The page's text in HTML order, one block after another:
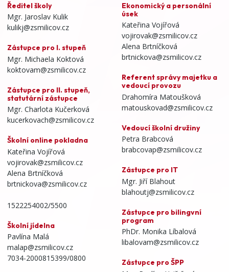
Ředitel školy
Mgr. Jaroslav Kulik
kulikj@zsmilicov.cz
Zástupce pro I. stupeň
Mgr. Michaela Koktová
koktovam@zsmilicov.cz
Zástupce pro II. stupeň,
statutární zástupce
Mgr. Charlota Kučerková
kucerkovach@zsmilicov.cz
Školní online pokladna
Kateřina Vojířová
vojirovak@zsmilicov.cz
Alena Brtníčková
brtnickova@zsmilicov.cz
1522254002/5500
Školní jídelna
Pavlína Malá
malap@zsmilicov.cz
7034-2000815399/0800
Ekonomický a personální
úsek
Kateřina Vojířová
vojirovak@zsmilicov.cz
Alena Brtníčková
brtnickova@zsmilicov.cz
Referent správy majetku a
vedoucí provozu
Drahomíra Matoušková
matouskovad@zsmilicov.cz
Vedoucí školní družiny
Petra Brabcová
brabcovap@zsmilicov.cz
Zástupce pro IT
Mgr. Jiří Blahout
blahoutj@zsmilicov.cz
Zástupce pro bilingvní
program
PhDr. Monika Líbalová
libalovam@zsmilicov.cz
Zástupce pro ŠPP